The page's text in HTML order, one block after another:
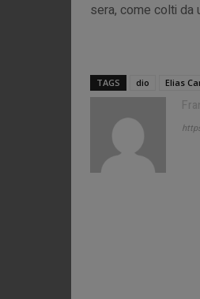
sera, come colti da
TAGS dio Elias